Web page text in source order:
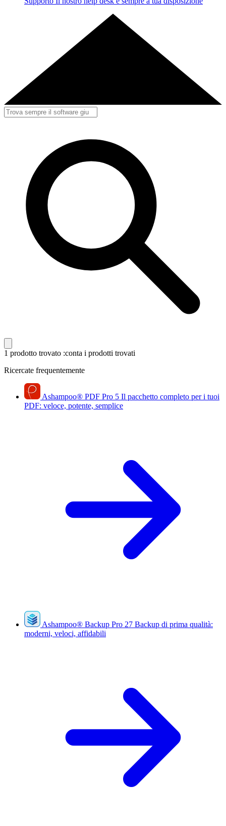
1 prodotto trovato :conta i prodotti trovati
Ricercate frequentemente
Ashampoo® PDF Pro 5 Il pacchetto completo per i tuoi
PDF: veloce, potente, semplice
Ashampoo® Backup Pro 27 Backup di prima qualità:
moderni, veloci, affidabili